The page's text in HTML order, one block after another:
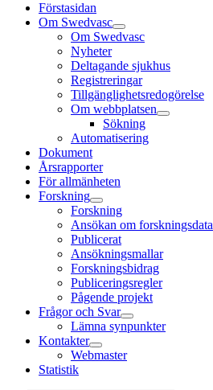
Förstasidan
Om Swedvasc
Om Swedvasc
Nyheter
Deltagande sjukhus
Registreringar
Tillgänglighetsredogörelse
Om webbplatsen
Sökning
Automatisering
Dokument
Årsrapporter
För allmänheten
Forskning
Forskning
Ansökan om forskningsdata
Publicerat
Ansökningsmallar
Forskningsbidrag
Publiceringsregler
Pågende projekt
Frågor och Svar
Lämna synpunkter
Kontakter
Webmaster
Statistik